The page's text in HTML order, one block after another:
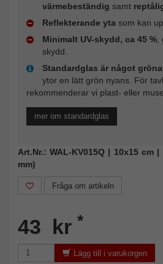
värmebeständig samt
Reflekterande yta som kan
Minimalt UV-skydd, ca 45 %
skydd.
Standardglas är något
ytor en lätt grön nyans. För
rekommenderar vi plast- eller
mer om standardglas
Art.Nr.: WAL-KV015Q | 10x15 cm
mm)
Fråga om artikeln
43 kr *
Lägg till i varukorgen